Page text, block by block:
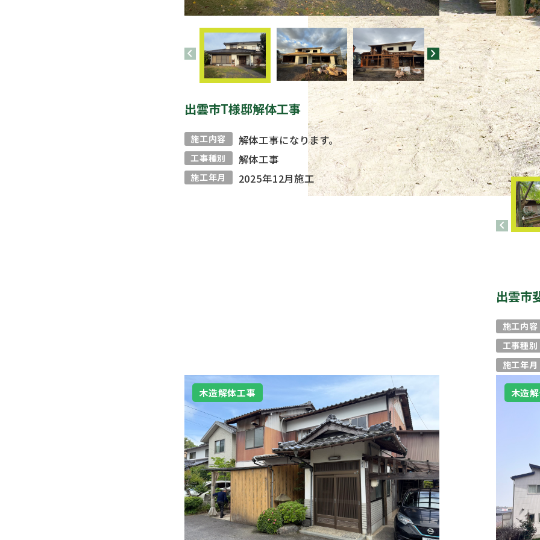
chevron_left chevron_right
出雲市T様邸解体工事
施工内容 解体工事になります。
工事種別 解体工事
施工年月 2025年12月施工
chevron_left
出雲市
施工内容
工事種別
施工年月
木造解体工事 木造